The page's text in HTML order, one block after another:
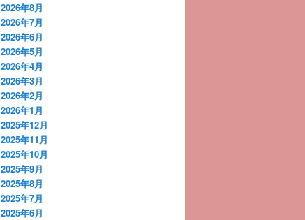
2026年8月
2026年7月
2026年6月
2026年5月
2026年4月
2026年3月
2026年2月
2026年1月
2025年12月
2025年11月
2025年10月
2025年9月
2025年8月
2025年7月
2025年6月